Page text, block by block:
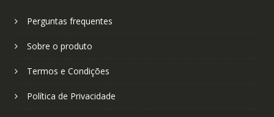
Perguntas frequentes
Sobre o produto
Termos e Condições
Política de Privacidade